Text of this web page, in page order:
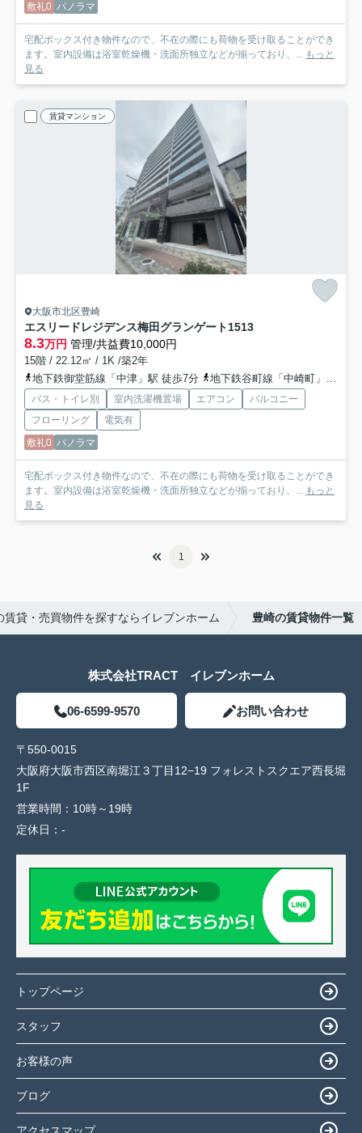
敷礼0 パノラマ
宅配ボックス付き物件なので、不在の際にも荷物を受け取ることができ
ます。室内設備は浴室乾燥機・洗面所独立などが揃っており、... もっと
見る
賃貸マンション
大阪市北区豊崎
エスリードレジデンス梅田グランゲート1513
8.3万円 管理/共益費10,000円
15階 / 22.12㎡ / 1K /築2年
地下鉄御堂筋線「中津」駅 徒歩7分
地下鉄谷町線「中崎町」駅 徒歩14分
バス・トイレ別 室内洗濯機置場 エアコン
バルコニー
フローリング
電気有
敷礼0 パノラマ
宅配ボックス付き物件なので、不在の際にも荷物を受け取ることができ
ます。室内設備は浴室乾燥機・洗面所独立などが揃っており、... もっと
見る
1
賃貸・売買物件を探すならイレブンホーム 豊崎の賃貸物件一覧
株式会社TRACT イレブンホーム
06-6599-9570 お問い合わせ
〒550-0015
大阪府大阪市西区南堀江３丁目12−19 フォレストスクエア西長堀
1F
営業時間： 10時～19時
定休日： -
トップページ
スタッフ
お客様の声
ブログ